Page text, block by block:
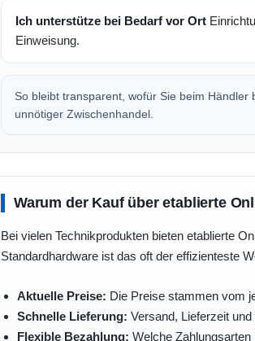
Ich unterstütze bei Bedarf vor Ort
Einweisung.
So bleibt transparent, wofür Sie beim
unnötiger Zwischenhandel.
Warum der Kauf über etablierte
Bei vielen Technikprodukten bieten etablierte
Standardhardware ist das oft der effizienteste
Aktuelle Preise: Die Preise stammen vom
Schnelle Lieferung: Versand, Lieferzeit
Flexible Bezahlung: Welche